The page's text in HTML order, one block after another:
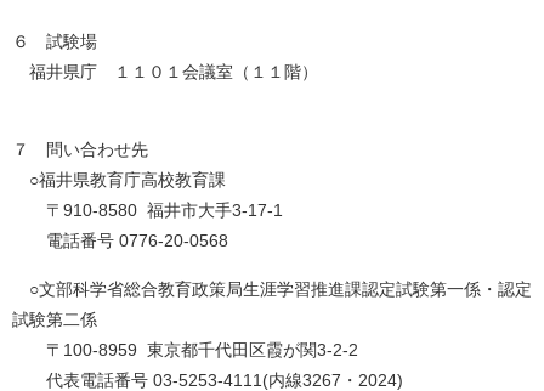
６ 試験場
福井県庁 １１０１会議室（１１階）
７ 問い合わせ先
○福井県教育庁高校教育課
〒910-8580 福井市大手3-17-1
電話番号 0776-20-0568
○文部科学省総合教育政策局生涯学習推進課認定試験第一係・認定
試験第二係
〒100-8959 東京都千代田区霞が関3-2-2
代表電話番号 03-5253-4111(内線3267・2024)